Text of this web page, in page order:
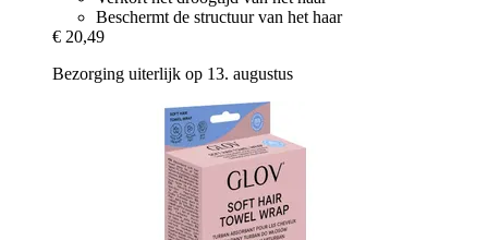
Beschermt de structuur van het haar
€ 20,49
Bezorging uiterlijk op 13. augustus